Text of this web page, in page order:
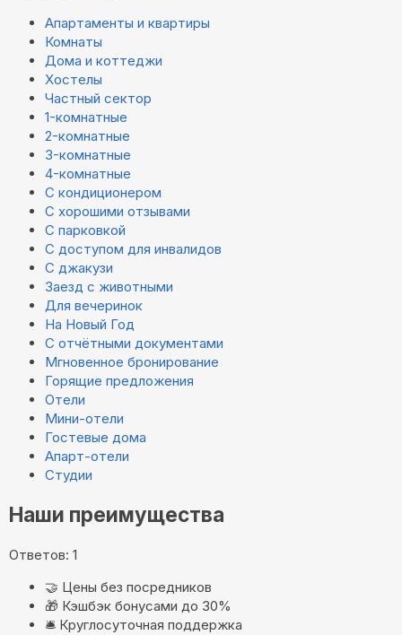
Апартаменты и квартиры
Комнаты
Дома и коттеджи
Хостелы
Частный сектор
1-комнатные
2-комнатные
3-комнатные
4-комнатные
С кондиционером
С хорошими отзывами
С парковкой
С доступом для инвалидов
С джакузи
Заезд с животными
Для вечеринок
На Новый Год
С отчётными документами
Мгновенное бронирование
Горящие предложения
Отели
Мини-отели
Гостевые дома
Апарт-отели
Студии
Наши преимущества
Ответов: 1
🤝 Цены без посредников
🎁 Кэшбэк бонусами до 30%
🛎️ Круглосуточная поддержка